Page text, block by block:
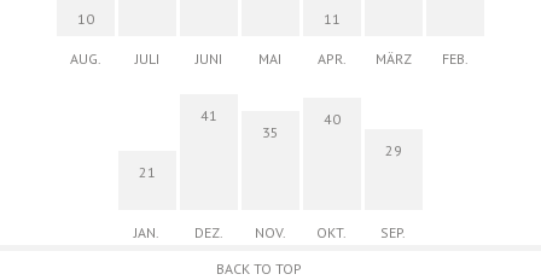
10
AUG. JULI JUNI MAI
11
APR. MÄRZ FEB.
21
JAN.
41
DEZ.
35
NOV.
40
OKT.
29
SEP.
BACK TO TOP